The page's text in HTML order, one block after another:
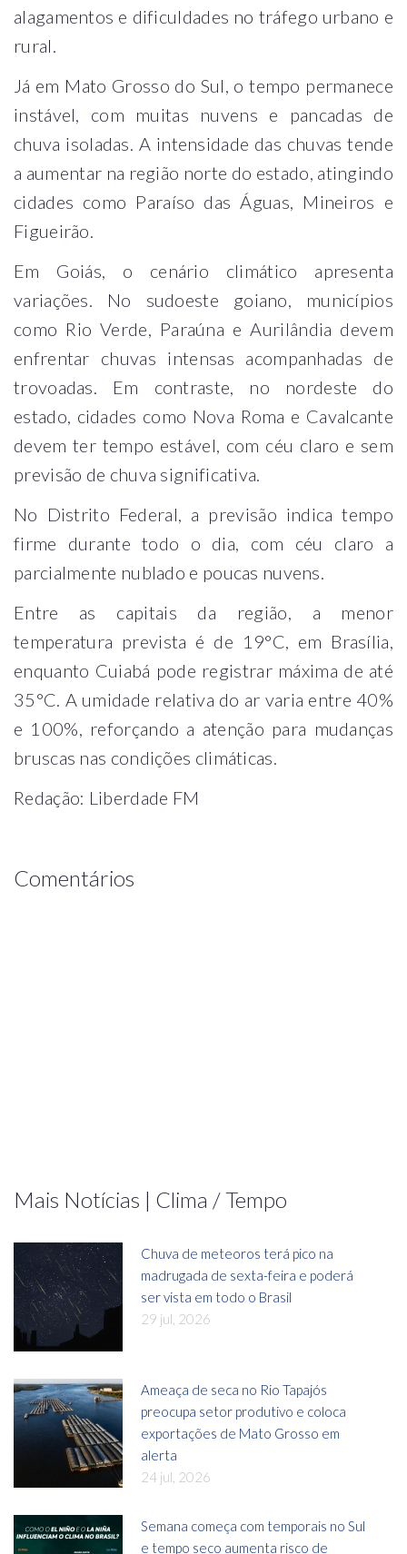
alagamentos e dificuldades no tráfego urbano e
rural.
Já em Mato Grosso do Sul, o tempo permanece
instável, com muitas nuvens e pancadas de
chuva isoladas. A intensidade das chuvas tende
a aumentar na região norte do estado, atingindo
cidades como Paraíso das Águas, Mineiros e
Figueirão.
Em Goiás, o cenário climático apresenta
variações. No sudoeste goiano, municípios
como Rio Verde, Paraúna e Aurilândia devem
enfrentar chuvas intensas acompanhadas de
trovoadas. Em contraste, no nordeste do
estado, cidades como Nova Roma e Cavalcante
devem ter tempo estável, com céu claro e sem
previsão de chuva significativa.
No Distrito Federal, a previsão indica tempo
firme durante todo o dia, com céu claro a
parcialmente nublado e poucas nuvens.
Entre as capitais da região, a menor
temperatura prevista é de 19°C, em Brasília,
enquanto Cuiabá pode registrar máxima de até
35°C. A umidade relativa do ar varia entre 40%
e 100%, reforçando a atenção para mudanças
bruscas nas condições climáticas.
Redação: Liberdade FM
Comentários
Mais Notícias | Clima / Tempo
Chuva de meteoros terá pico na
madrugada de sexta-feira e poderá
ser vista em todo o Brasil
29 jul, 2026
Ameaça de seca no Rio Tapajós
preocupa setor produtivo e coloca
exportações de Mato Grosso em
alerta
24 jul, 2026
Semana começa com temporais no Sul
e tempo seco aumenta risco de